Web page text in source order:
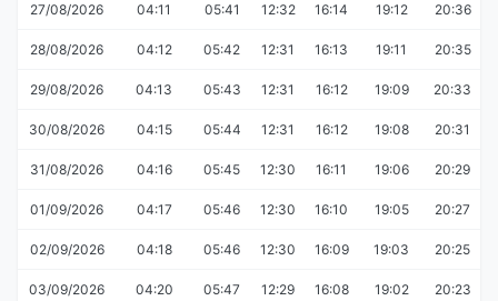
27/08/2026 04:11 05:41 12:32 16:14 19:12 20:36
28/08/2026 04:12 05:42 12:31 16:13 19:11 20:35
29/08/2026 04:13 05:43 12:31 16:12 19:09 20:33
30/08/2026 04:15 05:44 12:31 16:12 19:08 20:31
31/08/2026 04:16 05:45 12:30 16:11 19:06 20:29
01/09/2026 04:17 05:46 12:30 16:10 19:05 20:27
02/09/2026 04:18 05:46 12:30 16:09 19:03 20:25
03/09/2026 04:20 05:47 12:29 16:08 19:02 20:23